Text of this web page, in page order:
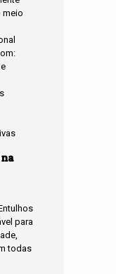
meio
para
todas